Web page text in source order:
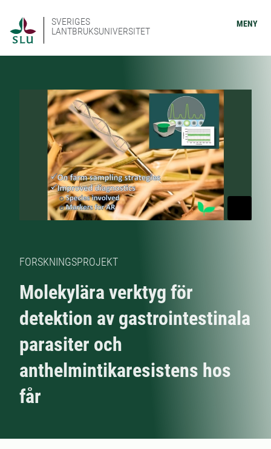
SVERIGES
LANTBRUKSUNIVERSITET
MENY
FORSKNINGSPROJEKT
Molekylära verktyg för
detektion av gastrointestinala
parasiter och
anthelmintikaresistens hos
får